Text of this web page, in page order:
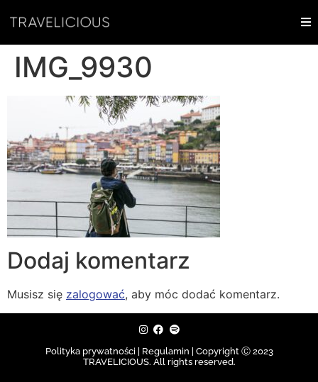
IMG_9930
Dodaj komentarz
Musisz się zalogować, aby móc dodać komentarz.
Polityka prywatności | Regulamin | Copyright Ⓒ 2023
TRAVELICIOUS. All rights reserved.